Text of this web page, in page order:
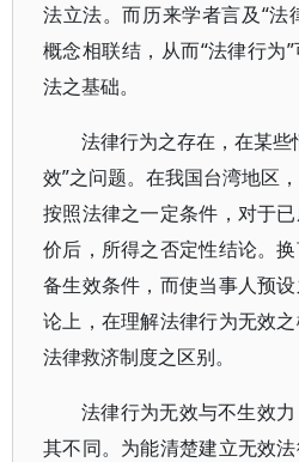
法立法。而历来学者言及“法
概念相联结，从而“法律行为
法之基础。
法律行为之存在，在某
效”之问题。在我国台湾地区
按照法律之一定条件，对于
价后，所得之否定性结论。
备生效条件，而使当事人预
论上，在理解法律行为无效
法律救济制度之区别。
法律行为无效与不生效
其不同。为能清楚建立无效